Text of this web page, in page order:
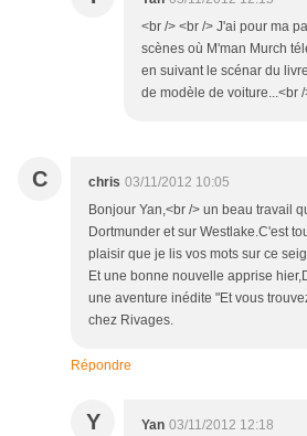
<br /> <br /> J'ai pour ma
scènes où M'man Murch
en suivant le scénar du
de modèle de voiture...<br
C chris 03/11/2012 10:05
Bonjour Yan,<br /> un beau travail
Dortmunder et sur Westlake.C'est
plaisir que je lis vos mots sur ce
Et une bonne nouvelle apprise
une aventure inédite "Et vous
chez Rivages.
Répondre
Y Yan 03/11/2012 12:18